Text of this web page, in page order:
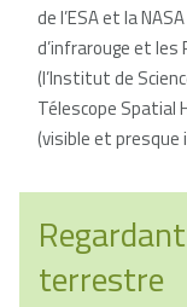
de l’ESA et la
d’infrarouge et les
(l’Institut de
Télescope Spatial
(visible et presque
terrestre